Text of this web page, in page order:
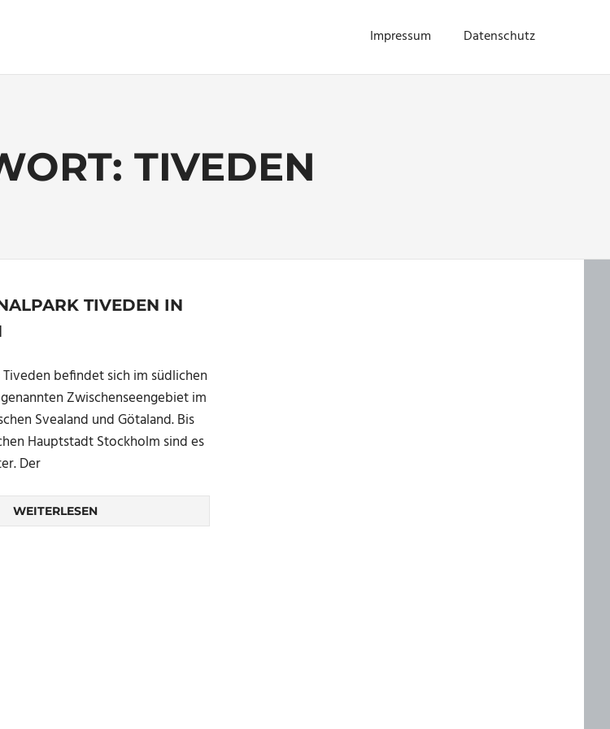
Impressum Datenschutz
TIVEDEN
TIVEDEN IN
befindet sich im südlichen
Zwischenseengebiet im
Svealand und Götaland. Bis
Hauptstadt Stockholm sind es
Der
WEITERLESEN